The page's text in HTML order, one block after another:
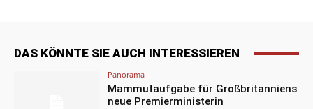
DAS KÖNNTE SIE AUCH INTERESSIEREN
Panorama
Mammutaufgabe für Großbritanniens
neue Premierministerin